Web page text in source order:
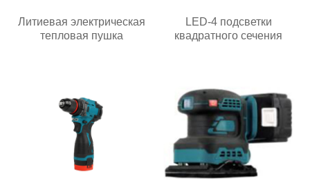
Литиевая электрическая
тепловая пушка
LED-4 подсветки
квадратного сечения